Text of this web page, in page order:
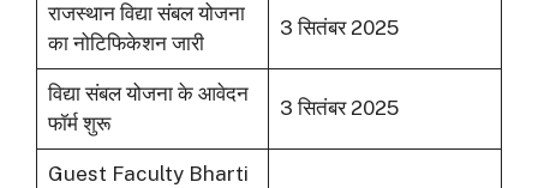
राजस्थान विद्या संबल योजना
का नोटिफिकेशन जारी
3 सितंबर 2025
विद्या संबल योजना के आवेदन
फॉर्म शुरू
3 सितंबर 2025
Guest Faculty Bharti